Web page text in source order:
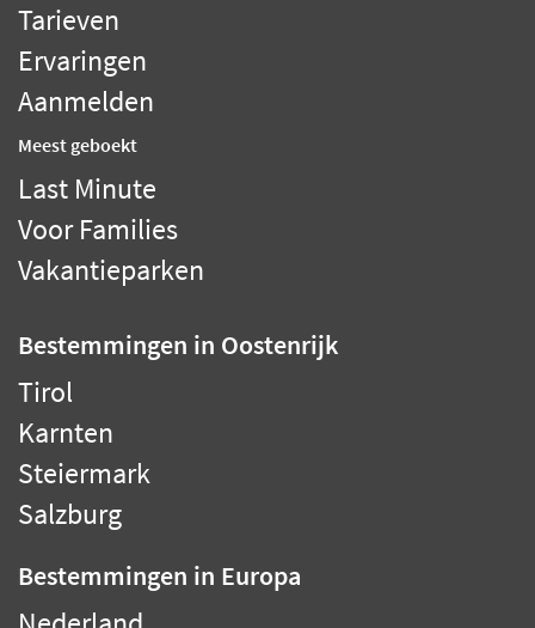
Tarieven
Ervaringen
Aanmelden
Meest geboekt
Last Minute
Voor Families
Vakantieparken
Bestemmingen in Oostenrijk
Tirol
Karnten
Steiermark
Salzburg
Bestemmingen in Europa